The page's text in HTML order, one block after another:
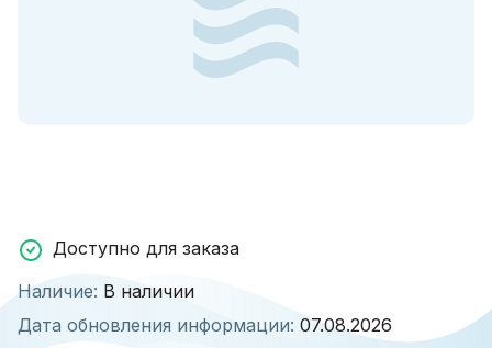
Доступно для заказа
Наличие: В наличии
Дата обновления информации: 07.08.2026